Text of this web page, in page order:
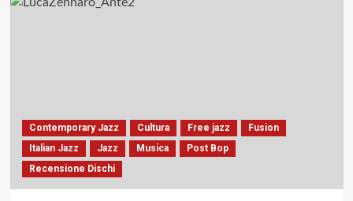
Contemporary Jazz Cultura Free jazz
Fusion
Italian Jazz
Jazz Musica
Post Bop
Recensione Dischi